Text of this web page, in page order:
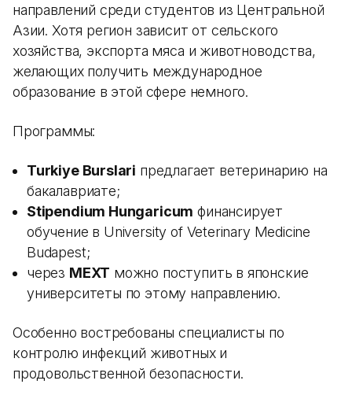
направлений среди студентов из Центральной
Азии. Хотя регион зависит от сельского
хозяйства, экспорта мяса и животноводства,
желающих получить международное
образование в этой сфере немного.
Программы:
Turkiye Burslari предлагает ветеринарию на
бакалавриате;
Stipendium Hungaricum финансирует
обучение в University of Veterinary Medicine
Budapest;
через MEXT можно поступить в японские
университеты по этому направлению.
Особенно востребованы специалисты по
контролю инфекций животных и
продовольственной безопасности.